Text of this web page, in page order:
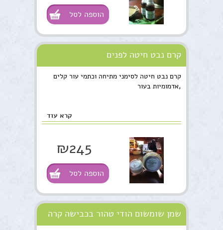
הוספה לסל
קרם נבט חיטה לפנים
קרם נבט חיטה לסימני מתיחה וכתמי עור קלים
,אדמומיות בעור
קרא עוד
₪245
הוספה לסל
שמן שומשום הודי טהור בכבישה קרה